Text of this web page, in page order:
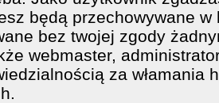
będą przechowywane
bez twojej zgody
webmaster,
za włamania